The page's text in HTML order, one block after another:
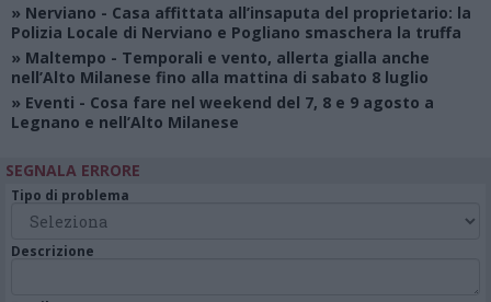
» Nerviano - Casa affittata all’insaputa del proprietario: la
Polizia Locale di Nerviano e Pogliano smaschera la truffa
» Maltempo - Temporali e vento, allerta gialla anche
nell’Alto Milanese fino alla mattina di sabato 8 luglio
» Eventi - Cosa fare nel weekend del 7, 8 e 9 agosto a
Legnano e nell’Alto Milanese
SEGNALA ERRORE
Tipo di problema
Descrizione